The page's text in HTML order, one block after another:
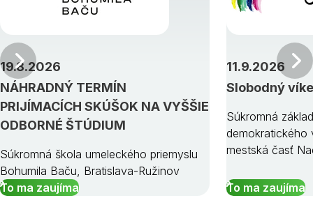
NÁHRADNÝ TERMÍN
PRIJÍMACÍCH SKÚŠOK NA VYŠŠIE
ODBORNÉ ŠTÚDIUM
19.8.2026
Súkromná škola umeleckého priemyslu
Bohumila Baču, Bratislava-Ružinov
To ma zaujíma
Slobodný
11.9.2026
Súkromná
demokratického
mestská časť
To ma zaujíma
Predchádzajúci